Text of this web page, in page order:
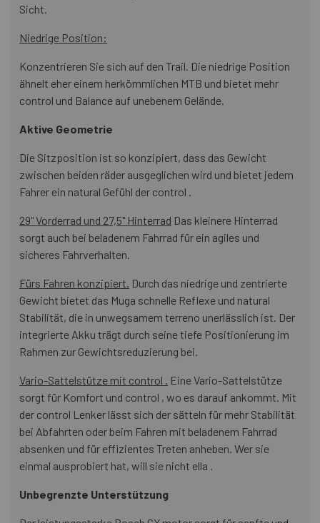
Sicht.
Niedrige Position:
Konzentrieren Sie sich auf den Trail. Die niedrige Position
ähnelt eher einem herkömmlichen MTB und bietet mehr
control und Balance auf unebenem Gelände.
Aktive Geometrie
Die Sitzposition ist so konzipiert, dass das Gewicht
zwischen beiden räder ausgeglichen wird und bietet jedem
Fahrer ein natural Gefühl der control .
29" Vorderrad und 27,5" Hinterrad Das kleinere Hinterrad
sorgt auch bei beladenem Fahrrad für ein agiles und
sicheres Fahrverhalten.
Fürs Fahren konzipiert. Durch das niedrige und zentrierte
Gewicht bietet das Muga schnelle Reflexe und natural
Stabilität, die in unwegsamem terreno unerlässlich ist. Der
integrierte Akku trägt durch seine tiefe Positionierung im
Rahmen zur Gewichtsreduzierung bei.
Vario-Sattelstütze mit control . Eine Vario-Sattelstütze
sorgt für Komfort und control , wo es darauf ankommt. Mit
der control Lenker lässt sich der sätteln für mehr Stabilität
bei Abfahrten oder beim Fahren mit beladenem Fahrrad
absenken und für effizientes Treten anheben. Wer sie
einmal ausprobiert hat, will sie nicht ella .
Unbegrenzte Unterstützung